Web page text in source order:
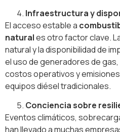
Infraestructura y
El acceso estable a
naturales otro factor clave.
natural y la disponibilidad de
el uso de generadores de
costos operativos y emisiones
equipos diésel tradicionales.
Conciencia sobre
Eventos climáticos,
han llevado a muchas